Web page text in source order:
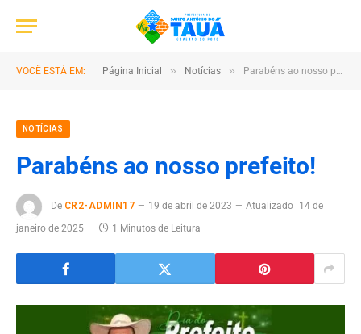
VOCÊ ESTÁ EM: Página Inicial » Notícias » Parabéns ao nosso prefeito!
NOTÍCIAS
Parabéns ao nosso prefeito!
De CR2-ADMIN17 19 de abril de 2023 Atualizado 14 de
janeiro de 2025
1 Minutos de Leitura